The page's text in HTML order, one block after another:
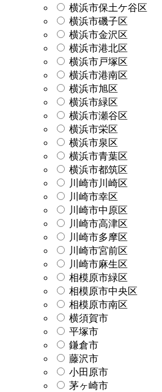
横浜市保土ケ谷区
横浜市磯子区
横浜市金沢区
横浜市港北区
横浜市戸塚区
横浜市港南区
横浜市旭区
横浜市緑区
横浜市瀬谷区
横浜市栄区
横浜市泉区
横浜市青葉区
横浜市都筑区
川崎市川崎区
川崎市幸区
川崎市中原区
川崎市高津区
川崎市多摩区
川崎市宮前区
川崎市麻生区
相模原市緑区
相模原市中央区
相模原市南区
横須賀市
平塚市
鎌倉市
藤沢市
小田原市
茅ヶ崎市